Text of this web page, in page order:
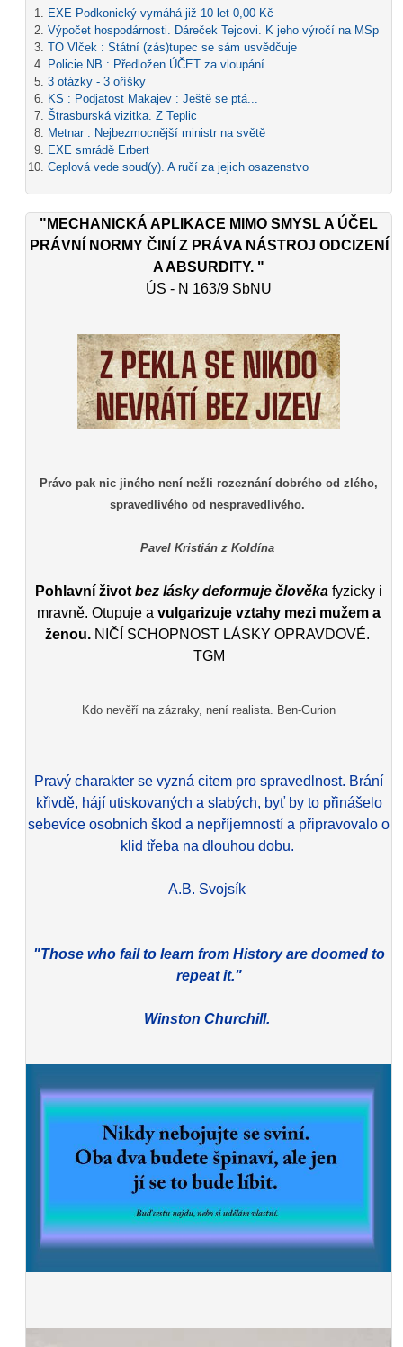
EXE Podkonický vymáhá již 10 let 0,00 Kč
Výpočet hospodárnosti. Dáreček Tejcovi. K jeho výročí na MSp
TO Vlček : Státní (zás)tupec se sám usvědčuje
Policie NB : Předložen ÚČET za vloupání
3 otázky - 3 oříšky
KS : Podjatost Makajev : Ještě se ptá...
Štrasburská vizitka. Z Teplic
Metnar : Nejbezmocnější ministr na světě
EXE smrádě Erbert
Ceplová vede soud(y). A ručí za jejich osazenstvo
"MECHANICKÁ APLIKACE MIMO SMYSL A ÚČEL
PRÁVNÍ NORMY ČINÍ Z PRÁVA NÁSTROJ ODCIZENÍ
A ABSURDITY. "
ÚS - N 163/9 SbNU
Právo pak nic jiného není nežli rozeznání dobrého od zlého,
spravedlivého od nespravedlivého.
Pavel Kristián z Koldína
Pohlavní život bez lásky deformuje člověka fyzicky i
mravně. Otupuje avulgarizuje vztahy mezi mužem a
ženou. NIČÍ SCHOPNOST LÁSKY OPRAVDOVÉ.
TGM
Kdo nevěří na zázraky, není realista. Ben-Gurion
Pravý charakter se vyzná citem pro spravedlnost. Brání
křivdě, hájí utiskovaných a slabých, byť by to přinášelo
sebevíce osobních škod a nepříjemností a připravovalo o
klid třeba na dlouhou dobu.
A.B. Svojsík
"Those who fail to learn from History are doomed to
repeat it."
Winston Churchill.